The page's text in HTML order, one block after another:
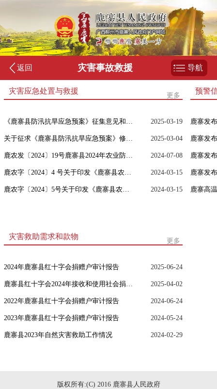
返回 灾害事故救援 导航
灾害应急处置与救援
更多
《鹿寨县防汛抗旱应急预案》征集意见和建议结果反馈 2025-03-19
关于征求《鹿寨县防汛抗旱应急预案》修改意见的通知 2025-03-04
鹿农发〔2024〕19号鹿寨县2024年农业防灾减灾和水利救灾资金（防灾救灾第三批）农作物重大病虫害防控项目实施方案 2024-07-08
鹿农字〔2024〕4 号关于印发《鹿寨县农业农村局防汛抗旱抢险应急预案》的通知 2024-03-15
鹿农字〔2024〕5号关于印发《鹿寨县农业农村局防范应对低温雨雪冰冻灾害应急预案》的通知 2024-03-15
预警
鹿寨发
鹿寨发
鹿寨发
鹿寨发
鹿寨高
灾害救助需求和款物
更多
2024年鹿寨县红十字会捐赠户审计报告 2025-06-24
鹿寨县红十字会2024年接收和使用社会捐款情况 2025-04-02
2022年鹿寨县红十字会捐赠户审计报告 2024-06-24
2023年鹿寨县红十字会捐赠户审计报告 2024-05-24
鹿寨县2023年自然灾害救助工作情况 2024-02-29
版权所有:(C) 2016 鹿寨县人民政府